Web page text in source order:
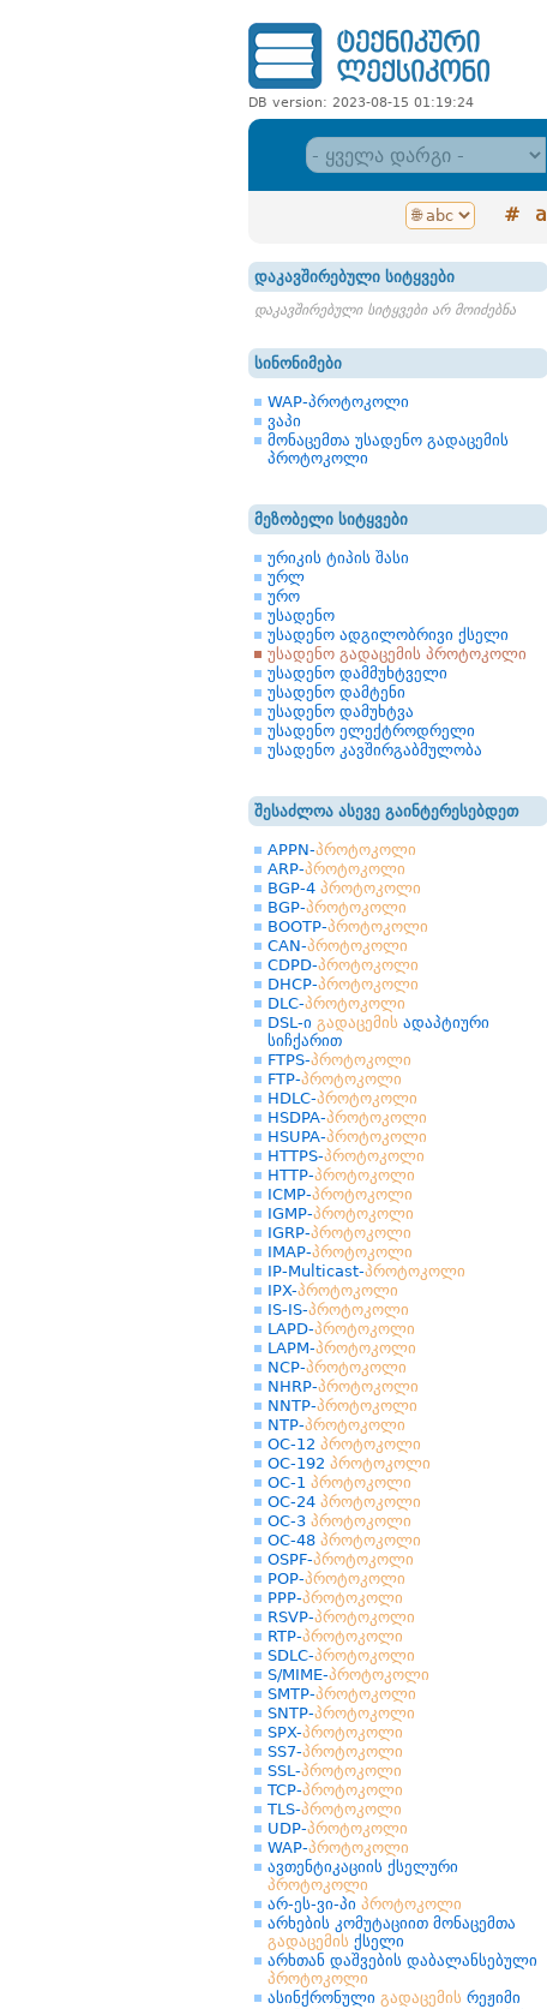
DB version: 2023-08-15 01:19:24
# a
დაკავშირებული სიტყვები
დაკავშირებული სიტყვები არ მოიძებნა
სინონიმები
WAP-პროტოკოლი
ვაპი
მონაცემთა უსადენო გადაცემის
პროტოკოლი
მეზობელი სიტყვები
ურიკის ტიპის შასი
ურლ
ურო
უსადენო
უსადენო ადგილობრივი ქსელი
უსადენო გადაცემის პროტოკოლი
უსადენო დამმუხტველი
უსადენო დამტენი
უსადენო დამუხტვა
უსადენო ელექტროდრელი
უსადენო კავშირგაბმულობა
შესაძლოა ასევე გაინტერესებდეთ
APPN-პროტოკოლი
ARP-პროტოკოლი
BGP-4 პროტოკოლი
BGP-პროტოკოლი
BOOTP-პროტოკოლი
CAN-პროტოკოლი
CDPD-პროტოკოლი
DHCP-პროტოკოლი
DLC-პროტოკოლი
DSL-ი გადაცემის ადაპტიური
სიჩქარით
FTPS-პროტოკოლი
FTP-პროტოკოლი
HDLC-პროტოკოლი
HSDPA-პროტოკოლი
HSUPA-პროტოკოლი
HTTPS-პროტოკოლი
HTTP-პროტოკოლი
ICMP-პროტოკოლი
IGMP-პროტოკოლი
IGRP-პროტოკოლი
IMAP-პროტოკოლი
IP-Multicast-პროტოკოლი
IPX-პროტოკოლი
IS-IS-პროტოკოლი
LAPD-პროტოკოლი
LAPM-პროტოკოლი
NCP-პროტოკოლი
NHRP-პროტოკოლი
NNTP-პროტოკოლი
NTP-პროტოკოლი
OC-12 პროტოკოლი
OC-192 პროტოკოლი
OC-1 პროტოკოლი
OC-24 პროტოკოლი
OC-3 პროტოკოლი
OC-48 პროტოკოლი
OSPF-პროტოკოლი
POP-პროტოკოლი
PPP-პროტოკოლი
RSVP-პროტოკოლი
RTP-პროტოკოლი
SDLC-პროტოკოლი
S/MIME-პროტოკოლი
SMTP-პროტოკოლი
SNTP-პროტოკოლი
SPX-პროტოკოლი
SS7-პროტოკოლი
SSL-პროტოკოლი
TCP-პროტოკოლი
TLS-პროტოკოლი
UDP-პროტოკოლი
WAP-პროტოკოლი
ავთენტიკაციის ქსელური
პროტოკოლი
არ-ეს-ვი-პი პროტოკოლი
არხების კომუტაციით მონაცემთა
გადაცემის ქსელი
არხთან დაშვების დაბალანსებული
პროტოკოლი
ასინქრონული გადაცემის რეჟიმი